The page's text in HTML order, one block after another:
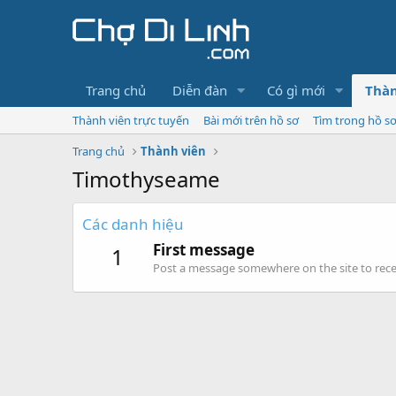
Trang chủ Diễn đàn Có gì mới
Thành viên trực tuyến Bài mới trên hồ sơ
Tìm trong hồ
Trang chủ
Thành viên
Timothyseame
Các danh hiệu
1 First message
Post a message somewhere on the site to